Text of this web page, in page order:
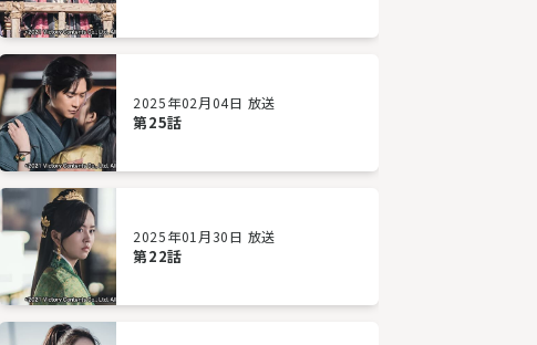
2025年02月04日 放送
第25話
2025年01月30日 放送
第22話